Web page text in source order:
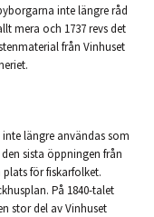
inte längre råd
mera och 1737 revs det
från Vinhuset
längre användas som
sista öppningen från
för fiskarfolket.
På 1840-talet
stor del av Vinhuset